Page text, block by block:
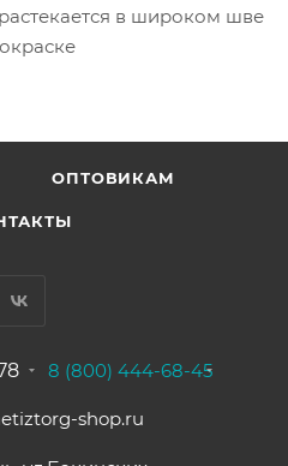
в широком шве
ОПТОВИКАМ
8 (800) 444-68-45
shop.ru